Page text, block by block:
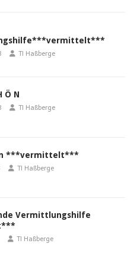
TI Haßberge
Ö N
TI Haßberge
***vermittelt***
TI Haßberge
Vermittlungshilfe
TI Haßberge